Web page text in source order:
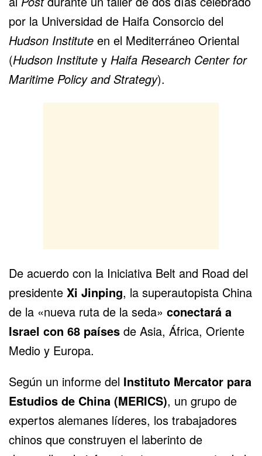
por la Universidad de Haifa Consorcio del
Hudson Institute en el Mediterráneo Oriental
(Hudson Institute y Haifa Research Center for
Maritime Policy and Strategy).
De acuerdo con la Iniciativa Belt and Road del
presidente Xi Jinping, la superautopista China
de la «nueva ruta de la seda» conectará a
Israel con 68 países de Asia, África, Oriente
Medio y Europa.
Según un informe del Instituto Mercator para
Estudios de China (MERICS), un grupo de
expertos alemanes líderes, los trabajadores
chinos que construyen el laberinto de